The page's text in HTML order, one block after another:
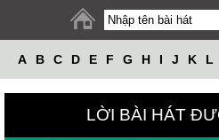
A B C D E F G H I J K L
LỜI BÀI HÁT